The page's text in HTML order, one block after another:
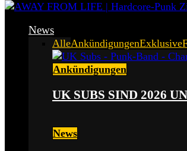
News
AlleAnkündigungenExklusive
Ankündigungen
UK SUBS SIND 2026
News